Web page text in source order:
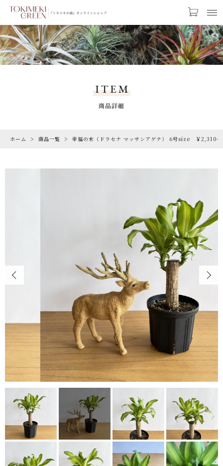
お気に入り LOGIN
RARE
ABOUT US
当店について
POINT
育て方のコツ
CHECKED PRODUCTS
最近チェックした商品
ORDER HISTORY
注文履歴
SHOP
ITEM
商品詳細
ホーム 商品一覧 幸福の木（ドラセナ マッサンアゲナ） 6号size ￥2,310-
カートに商品を追加しました
幸福の木（ドラセナ マッサンアゲナ） 6号
【ギフトラッピング】
【トキメキコーヒー1袋】
（税込）
カートを確認する